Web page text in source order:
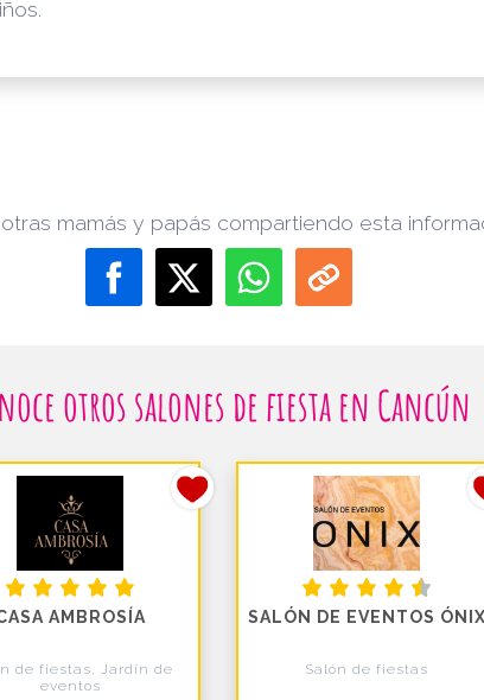
mamás y papás compartiendo esta
otros salones de fiesta en Cancún
AMBROSÍA
de fiestas, Jardín de
eventos
SALÓN DE EVENTOS
Salón de fiestas